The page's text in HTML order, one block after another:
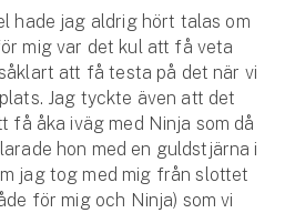
hade jag aldrig hört talas om
mig var det kul att få veta
att få testa på det när vi
Jag tyckte även att det
få åka iväg med Ninja som då
hon med en guldstjärna i
jag tog med mig från slottet
för mig och Ninja) som vi